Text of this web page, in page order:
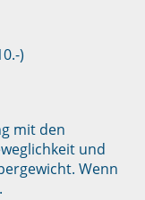
)
mit den
und
Wenn